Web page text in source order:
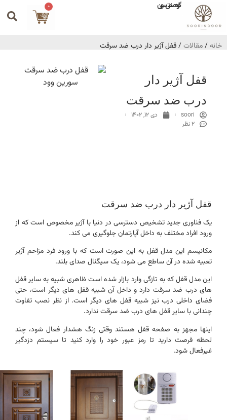
گروه صنعتی سورین
خانه/مقالات/ قفل آژیر دار درب ضد سرقت
قفل آژیر دار
درب ضد سرقت
soori
دی 12, 1402
قفل آژیر دار درب ضد سرقت
یک فناوری جدید تشخیص دسترسی در دنیا با آژیر مخصوص است که از
ورود افراد مختلف به داخل آپارتمان جلوگیری می کند.
مکانیسم این مدل قفل به این صورت است که با ورود فرد مزاحم آژیر
تعبیه شده در آن ساطع می شود، یک سیگنال صدای بلند.
این مدل قفل که به تازگی وارد بازار شده است ظاهری شبیه به سایر قفل
های درب ضد سرقت دارد و داخل آن شبیه قفل های دیگر است، حتی
فضای داخلی درب نیز شبیه قفل های دیگر است. از نظر نصب تفاوت
چندانی با سایر قفل های درب ضد سرقت ندارد.
اینها مجهز به صفحه قفل هستند وقتی زنگ هشدار فعال شود، چند
لحظه فرصت دارید تا رمز عبور خود را وارد کنید تا سیستم دزدگیر
غیرفعال شود.